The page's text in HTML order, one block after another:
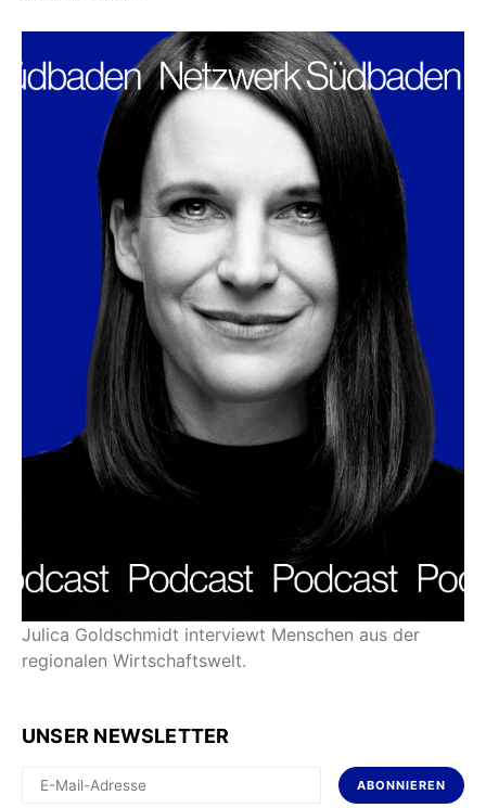
Julica Goldschmidt interviewt Menschen aus der
regionalen Wirtschaftswelt.
UNSER NEWSLETTER
ABONNIEREN